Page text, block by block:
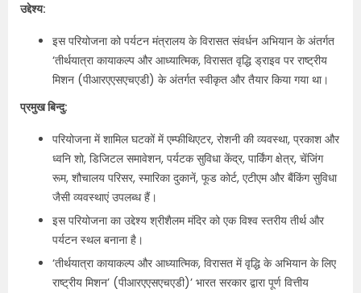
उद्देश्य:
इस परियोजना को पर्यटन मंत्रालय के विरासत संवर्धन अभियान के अंतर्गत
‘तीर्थयात्रा कायाकल्प और आध्यात्मिक, विरासत वृद्धि ड्राइव पर राष्ट्रीय
मिशन (पीआरएएसएचएडी) के अंतर्गत स्वीकृत और तैयार किया गया था।
प्रमुख बिन्दु:
परियोजना में शामिल घटकों में एम्फीथिएटर, रोशनी की व्यवस्था, प्रकाश और
ध्वनि शो, डिजिटल समावेशन, पर्यटक सुविधा केंद्र, पार्किंग क्षेत्र, चेंजिंग
रूम, शौचालय परिसर, स्मारिका दुकानें, फूड कोर्ट, एटीएम और बैंकिंग सुविधा
जैसी व्यवस्थाएं उपलब्ध हैं।
इस परियोजना का उद्देश्य श्रीशैलम मंदिर को एक विश्व स्तरीय तीर्थ और
पर्यटन स्थल बनाना है।
‘तीर्थयात्रा कायाकल्प और आध्यात्मिक, विरासत में वृद्धि के अभियान के लिए
राष्ट्रीय मिशन’ (पीआरएएसएचएडी)’ भारत सरकार द्वारा पूर्ण वित्तीय